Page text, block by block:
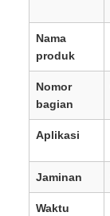
Nama
produk
Nomor
bagian
Aplikasi
Jaminan
Waktu